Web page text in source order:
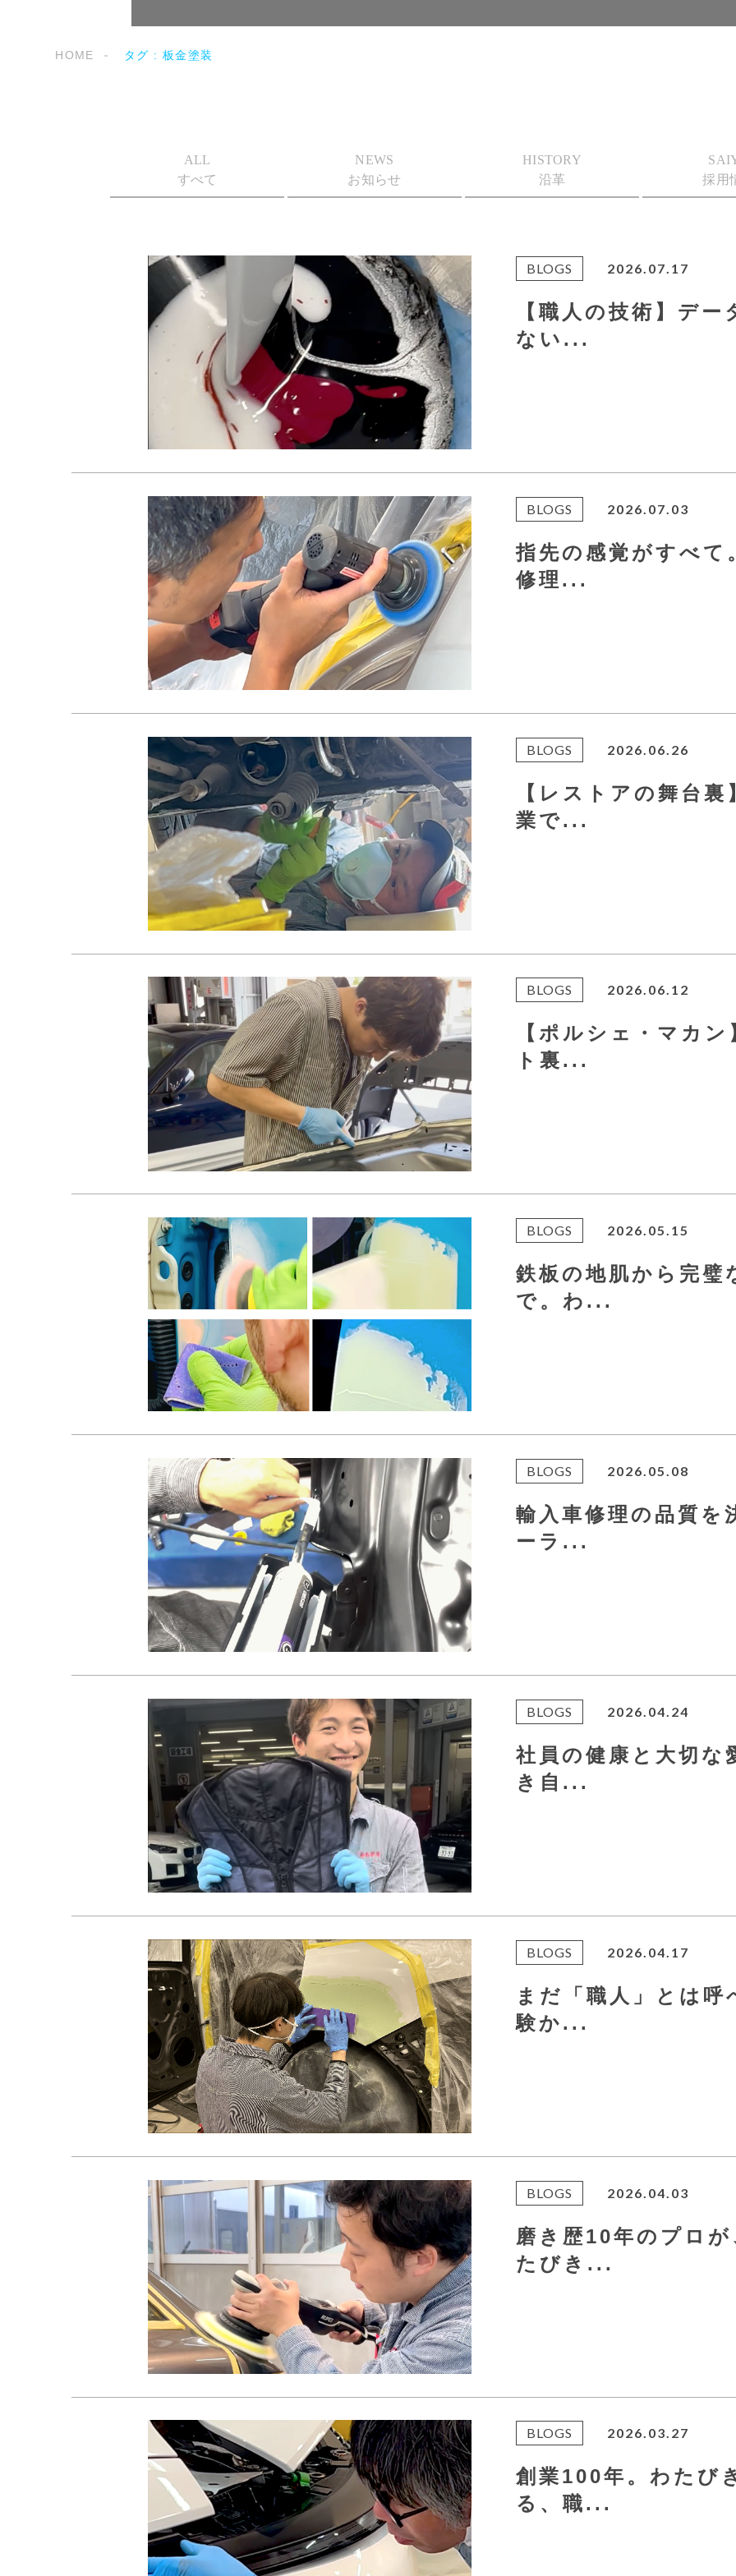
HOME タグ : 板金塗装
ALL
すべて
NEWS
お知らせ
HISTORY
沿革
採用
BLOGS 2026.07.17
【職人の技術】デ
ない...
BLOGS 2026.07.03
指先の感覚がすべて
修理...
BLOGS 2026.06.26
【レストアの舞台
業で...
BLOGS 2026.06.12
【ポルシェ・マカ
ト裏...
BLOGS 2026.05.15
鉄板の地肌から完璧
で。わ...
BLOGS 2026.05.08
輸入車修理の品質を
ーラ...
BLOGS 2026.04.24
社員の健康と大切な
き自...
BLOGS 2026.04.17
まだ「職人」とは
験か...
BLOGS 2026.04.03
磨き歴10年のプロ
たびき...
BLOGS 2026.03.27
創業100年。わたび
る、職...